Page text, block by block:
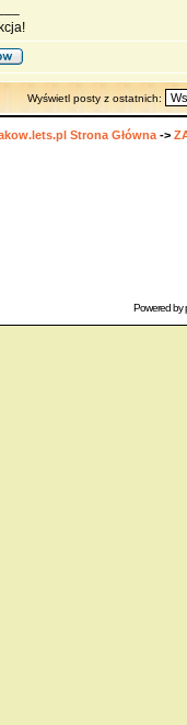
Wyświetl posty z ostatnich:
Strona Główna ->
Powered by